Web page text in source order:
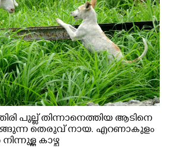
പുല്ല് തിന്നാനെത്തിയ ആടിനെ
തെരുവ് നായ. എറണാകുളം
കാഴ്ച